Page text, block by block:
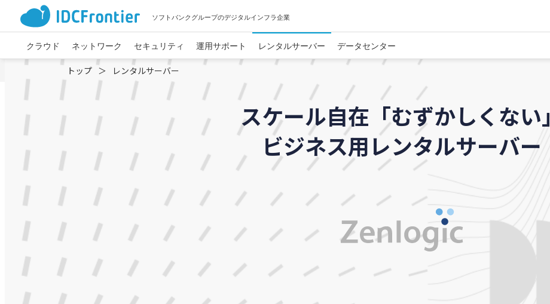
ソフトバンクグループのデジタルインフラ企業
クラウド ネットワーク セキュリティ 運用サポート レンタルサーバー データセンター
トップ レンタルサーバー
スケール自在「むずかしくない」
ビジネス用レンタルサーバー